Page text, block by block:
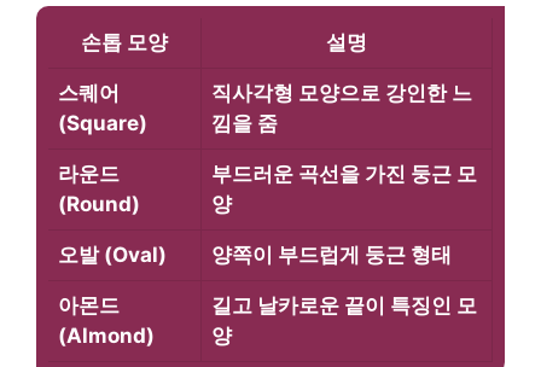
손톱 모양 설명
스퀘어
(Square)
직사각형 모양으로 강인한 느
낌을 줌
라운드
(Round)
부드러운 곡선을 가진 둥근 모
양
오발 (Oval) 양쪽이 부드럽게 둥근 형태
아몬드
(Almond)
길고 날카로운 끝이 특징인 모
양